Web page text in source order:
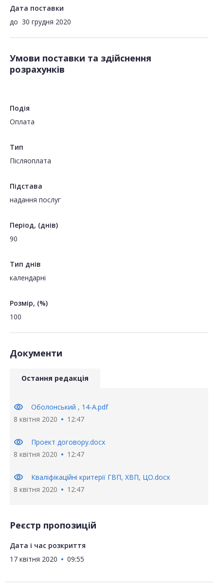
Дата поставки
до 30 грудня 2020
Умови поставки та здійснення
розрахунків
Подія
Оплата
Тип
Пiсляоплата
Підстава
надання послуг
Період, (днів)
90
Тип днів
календарні
Розмір, (%)
100
Документи
Остання редакція
visibility
Оболонський , 14-А.pdf
8 квітня 2020
12:47
visibility
Проект договору.docx
8 квітня 2020
12:47
visibility
Кваліфікаційні критерії ГВП, ХВП, ЦО.docx
8 квітня 2020
12:47
Реєстр пропозицій
Дата і час розкриття
17 квітня 2020
09:55